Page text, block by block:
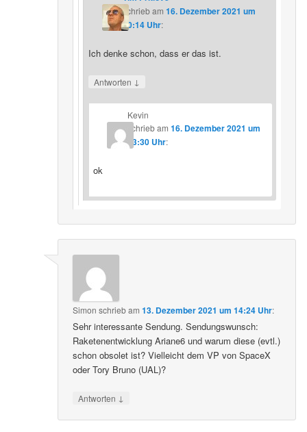
schriebam 16. Dezember 2021 um
20:14 Uhr:
Ich denke schon, dass er das ist.
Antworten ↓
Kevin
schriebam16. Dezember 2021 um
23:30 Uhr:
ok
Simon schriebam13. Dezember 2021 um 14:24 Uhr:
Sehr interessante Sendung. Sendungswunsch:
Raketenentwicklung Ariane6 und warum diese (evtl.)
schon obsolet ist? Vielleicht dem VP von SpaceX
oder Tory Bruno (UAL)?
Antworten ↓